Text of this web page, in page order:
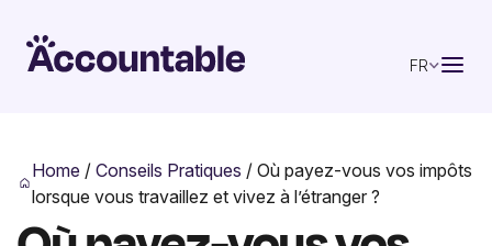
FR
Home /Conseils Pratiques /Où payez-vous vos impôts
lorsque vous travaillez et vivez à l’étranger ?